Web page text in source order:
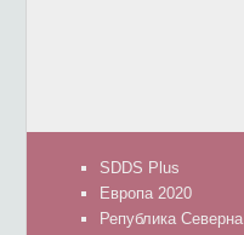
SDDS Plus
Европа 2020
Република Северна